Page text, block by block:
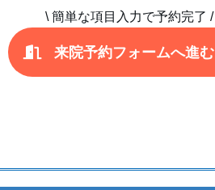
\ 簡単な項目入力で予約完了 /
来院予約フォームへ進む